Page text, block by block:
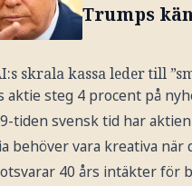
Trumps
skrala kassa leder till
aktie steg 4 procent på
tiden svensk tid har
behöver vara kreativa
40 års intäkter för